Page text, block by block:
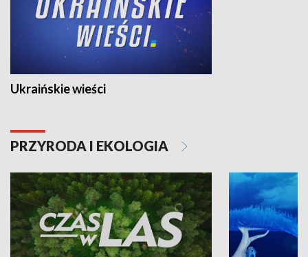
Ukraińskie wieści
PRZYRODA I EKOLOGIA